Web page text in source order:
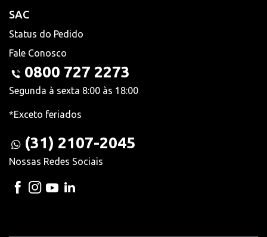
SAC
Status do Pedido
Fale Conosco
0800 727 2273
Segunda à sexta 8:00 às 18:00
*Exceto feriados
(31) 2107-2045
Nossas Redes Sociais